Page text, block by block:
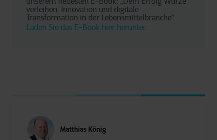
verleihen: Innovation und digitale
Transformation in der Lebensmittelbranche“.
Laden Sie das E-Book hier herunter.
Matthias König